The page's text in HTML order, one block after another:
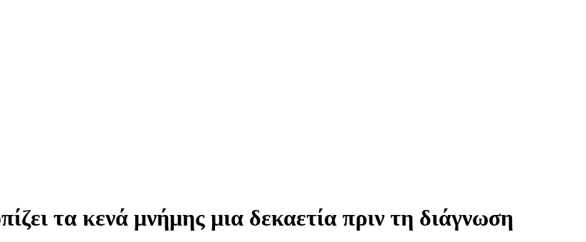
τα κενά μνήμης μια δεκαετία πριν τη διάγνωση